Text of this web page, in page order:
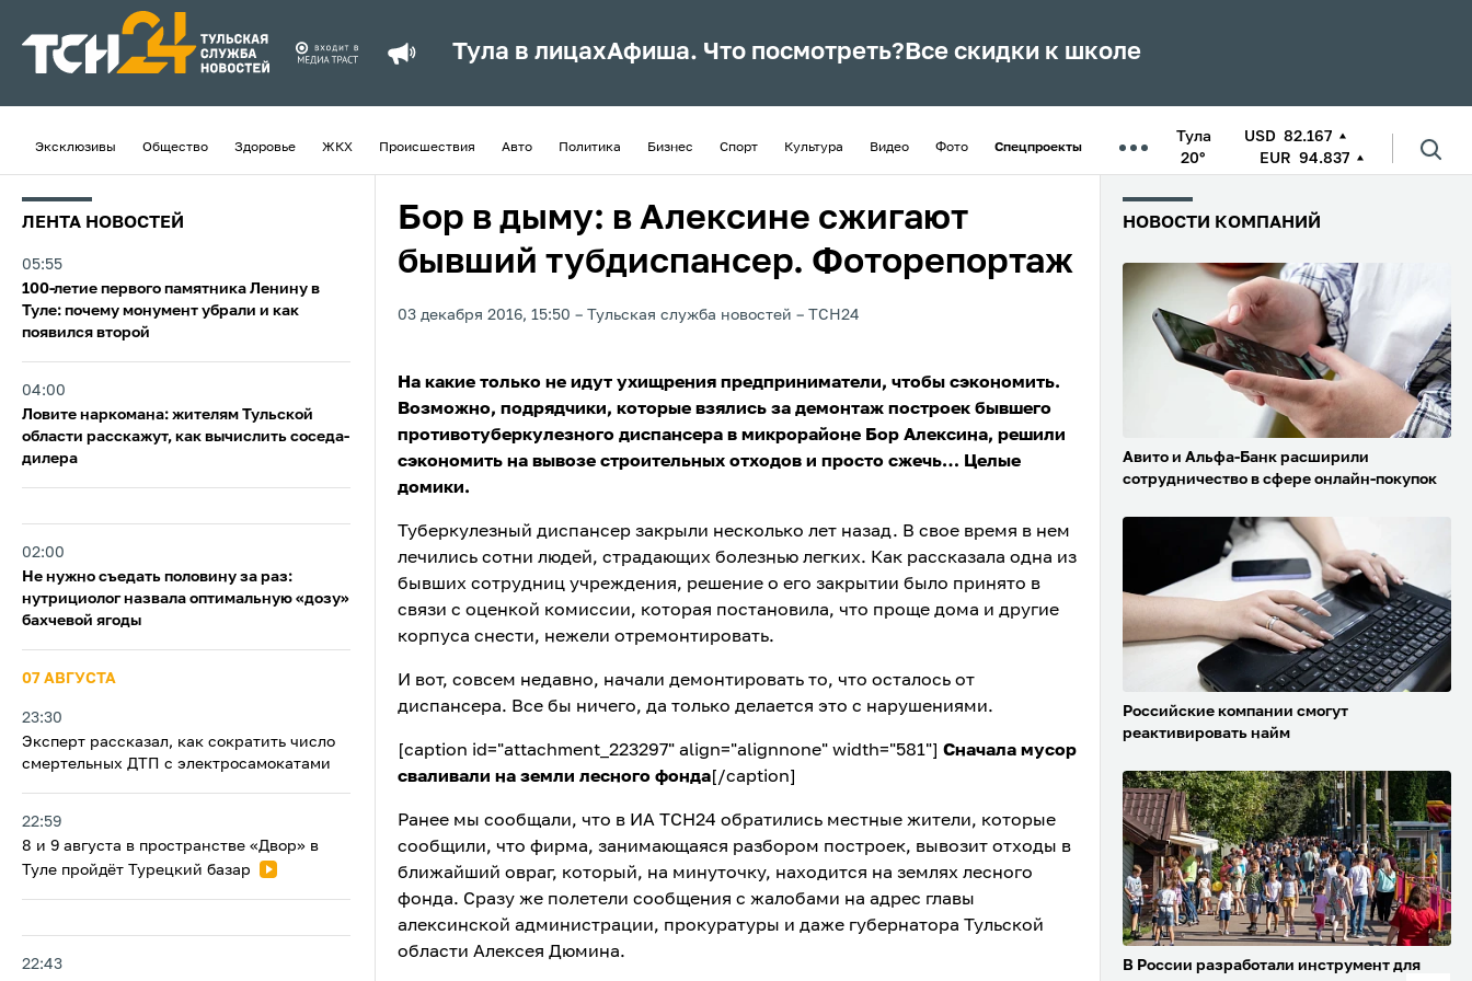
Тула в лицахАфиша. Что посмотреть? Все скидки к школе
Эксклюзивы Общество Здоровье ЖКХ Происшествия Авто Политика Бизнес Спорт Культура Видео Фото Спецпроекты
Тула
20°
USD 82.167
EUR 94.837
ЛЕНТА НОВОСТЕЙ
05:55
100-летие первого памятника Ленину в
Туле: почему монумент убрали и как
появился второй
04:00
Ловите наркомана: жителям Тульской
области расскажут, как вычислить соседа-
дилера
02:00
Не нужно съедать половину за раз:
нутрициолог назвала оптимальную «дозу»
бахчевой ягоды
07 АВГУСТА
23:30
Эксперт рассказал, как сократить число
смертельных ДТП с электросамокатами
22:59
8 и 9 августа в пространстве «Двор» в
Туле пройдёт Турецкий базар
22:43
Бор в дыму: в Алексине сжигают
бывший тубдиспансер. Фоторепортаж
03 декабря 2016, 15:50 Тульская служба новостей ТСН24
На какие только не идут ухищрения предприниматели, чтобы сэкономить.
Возможно, подрядчики, которые взялись за демонтаж построек бывшего
противотуберкулезного диспансера в микрорайоне Бор Алексина, решили
сэкономить на вывозе строительных отходов и просто сжечь… Целые
домики.
Туберкулезный диспансер закрыли несколько лет назад. В свое время в нем
лечились сотни людей, страдающих болезнью легких. Как рассказала одна из
бывших сотрудниц учреждения, решение о его закрытии было принято в
связи с оценкой комиссии, которая постановила, что проще дома и другие
корпуса снести, нежели отремонтировать.
И вот, совсем недавно, начали демонтировать то, что осталось от
диспансера. Все бы ничего, да только делается это с нарушениями.
[caption id="attachment_223297" align="alignnone" width="581"] Сначала мусор
сваливали на земли лесного фонда[/caption]
Ранее мы сообщали, что в ИА ТСН24 обратились местные жители, которые
сообщили, что фирма, занимающаяся разбором построек, вывозит отходы в
ближайший овраг, который, на минуточку, находится на землях лесного
фонда. Сразу же полетели сообщения с жалобами на адрес главы
алексинской администрации, прокуратуры и даже губернатора Тульской
области Алексея Дюмина.
НОВОСТИ КОМПАНИЙ
Авито и Альфа-Банк расширили
сотрудничество в сфере онлайн-покупок
Российские компании смогут
реактивировать найм
В России разработали инструмент для